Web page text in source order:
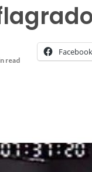
read
Facebook